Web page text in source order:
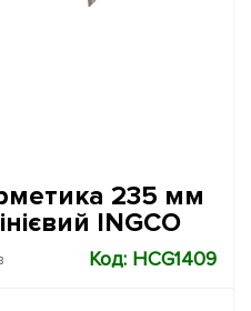
235 мм
INGCO
Код: HCG1409